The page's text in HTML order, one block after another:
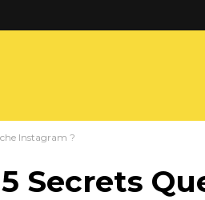
Instagram ?
Secrets